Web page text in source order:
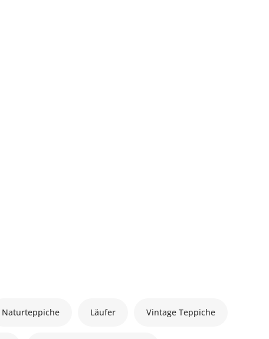
Naturteppiche Läufer Vintage Teppiche